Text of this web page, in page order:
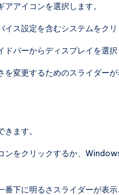
アイコンを選択します。
ス設定を含むシステムをクリ
バーからディスプレイを選択
変更するためのスライダー
ます。
をクリックするか、
下に明るさスライダーが表示